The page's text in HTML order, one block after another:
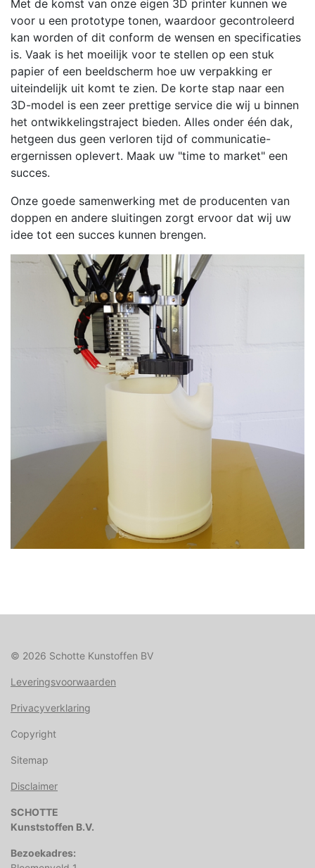
Met de komst van onze eigen 3D printer kunnen we
voor u een prototype tonen, waardoor gecontroleerd
kan worden of dit conform de wensen en specificaties
is. Vaak is het moeilijk voor te stellen op een stuk
papier of een beeldscherm hoe uw verpakking er
uiteindelijk uit komt te zien. De korte stap naar een
3D-model is een zeer prettige service die wij u binnen
het ontwikkelingstraject bieden. Alles onder één dak,
hetgeen dus geen verloren tijd of communicatie-
ergernissen oplevert. Maak uw "time to market" een
succes.
Onze goede samenwerking met de producenten van
doppen en andere sluitingen zorgt ervoor dat wij uw
idee tot een succes kunnen brengen.
© 2026 Schotte Kunstoffen BV
Leveringsvoorwaarden
Privacyverklaring
Copyright
Sitemap
Disclaimer
SCHOTTE
Kunststoffen B.V.
Bezoekadres: